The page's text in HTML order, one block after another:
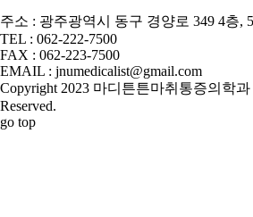
주소 : 광주광역시 동구 경양로 349 4층,
TEL : 062-222-7500
FAX : 062-223-7500
EMAIL : jnumedicalist@gmail.com
Copyright 2023 마디튼튼마취통증의학
Reserved.
go top